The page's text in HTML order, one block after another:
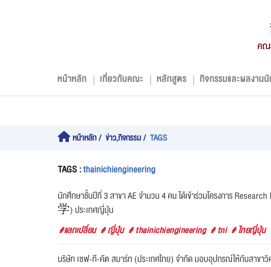
หน้าหลัก เกี่ยวกับคณะ หลักสูตร กิจกรรมและผลงาน
หน้าหลัก ข่าว,กิจกรรม TAGS
TAGS :thainichiengineering
นักศึกษาชั้นปีที่ 3 สาขา AE จำนวน 4 คน ได้เข้าร่วมโครงการ
学) ประเทศญี่ปุ่น
#แลกเปลี่ยน # ญี่ปุ่น # thainichiengineering # tni # ไทยญี่ปุ่น
บริษัท เซฟ-ที-คัต สมาร์ท (ประเทศไทย) จำกัด มอบอุปกรณ์ให้กับสาขา